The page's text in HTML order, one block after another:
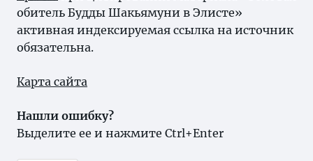
обитель Будды Шакьямуни в Элисте»
активная индексируемая ссылка на источник
обязательна.
Карта сайта
Нашли ошибку?
Выделите ее и нажмите Ctrl+Enter